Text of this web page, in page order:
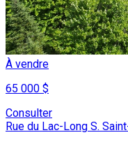
À vendre
65 000 $
Consulter
Rue du Lac-Long S.